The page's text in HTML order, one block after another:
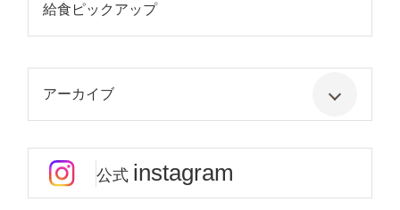
給食ピックアップ
アーカイブ
公式 instagram